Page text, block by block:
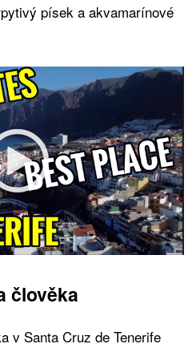
písek a akvamarínové
člověka
v Santa Cruz de Tenerife